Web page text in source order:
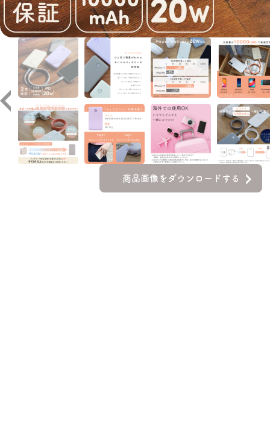
商品画像をダウンロードする